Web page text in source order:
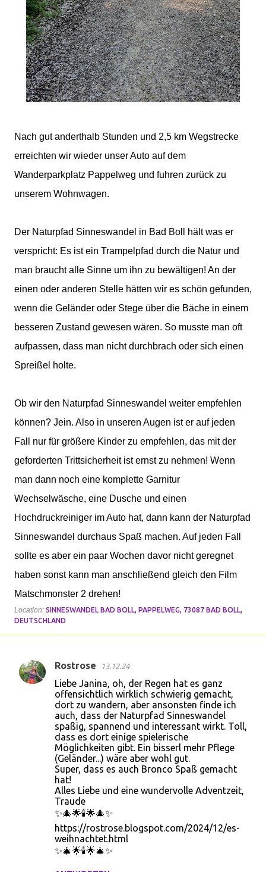
Nach gut anderthalb Stunden und 2,5 km Wegstrecke
erreichten wir wieder unser Auto auf dem
Wanderparkplatz Pappelweg und fuhren zurück zu
unserem Wohnwagen.
Der Naturpfad Sinneswandel in Bad Boll hält was er
verspricht: Es ist ein Trampelpfad durch die Natur und
man braucht alle Sinne um ihn zu bewältigen! An der
einen oder anderen Stelle hätten wir es schön gefunden,
wenn die Geländer oder Stege über die Bäche in einem
besseren Zustand gewesen wären. So musste man oft
aufpassen, dass man nicht durchbrach oder sich einen
Spreißel holte.
Ob wir den Naturpfad Sinneswandel weiter empfehlen
können? Jein. Also in unseren Augen ist er auf jeden
Fall nur für größere Kinder zu empfehlen, das mit der
geforderten Trittsicherheit ist ernst zu nehmen! Wenn
man dann noch eine komplette Garnitur
Wechselwäsche, eine Dusche und einen
Hochdruckreiniger im Auto hat, dann kann der Naturpfad
Sinneswandel durchaus Spaß machen. Auf jeden Fall
sollte es aber ein paar Wochen davor nicht geregnet
haben sonst kann man anschließend gleich den Film
Matschmonster 2 drehen!
Location: SINNESWANDEL BAD BOLL, PAPPELWEG, 73087 BAD BOLL,
DEUTSCHLAND
K
Rostrose 13.12.24
Liebe Janina, oh, der Regen hat es ganz
offensichtlich wirklich schwierig gemacht,
dort zu wandern, aber ansonsten finde ich
auch, dass der Naturpfad Sinneswandel
spaßig, spannend und interessant wirkt. Toll,
dass es dort einige spielerische
Möglichkeiten gibt. Ein bisserl mehr Pflege
(Geländer...) wäre aber wohl gut.
Super, dass es auch Bronco Spaß gemacht
hat!
Alles Liebe und eine wundervolle Adventzeit,
Traude
✨🎄🌟🕯️🌟🎄✨
https://rostrose.blogspot.com/2024/12/es-
weihnachtet.html
✨🎄🌟🕯️🌟🎄✨